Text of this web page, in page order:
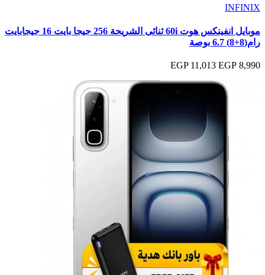
INFINIX
موبايل انفينكس هوت 60i ثنائى الشريحة 256 جيجا بايت 16 جيجابايت
رام(8+8) 6.7 بوصة
8,990 EGP
11,013 EGP